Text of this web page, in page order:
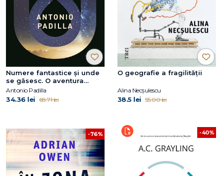
Numere fantastice și unde
se găsesc. O aventura
cosmică de la zero la infinit
Antonio Padilla
34.36 lei 68.71 lei
O geografie a fragilității
Alina Necșulescu
38.5 lei 55.00 lei
-76% -40%